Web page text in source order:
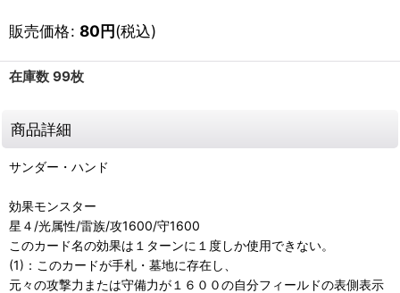
販売価格: 80円(税込)
在庫数 99枚
商品詳細
サンダー・ハンド
効果モンスター
星４/光属性/雷族/攻1600/守1600
このカード名の効果は１ターンに１度しか使用できない。
(1)：このカードが手札・墓地に存在し、
元々の攻撃力または守備力が１６００の自分フィールドの表側表示